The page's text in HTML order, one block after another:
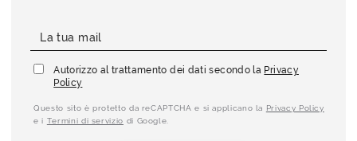
Autorizzo al trattamento dei dati secondo la Privacy
Policy
Questo sito è protetto da reCAPTCHA e si applicano la Privacy Policy
e i Termini di servizio di Google.